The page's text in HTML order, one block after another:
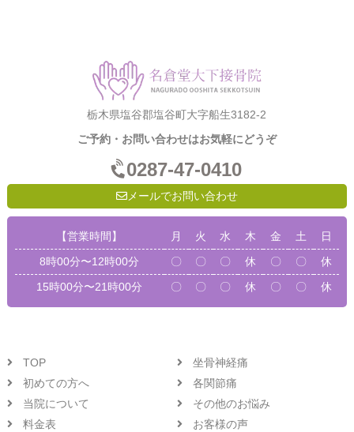
栃木県塩谷郡塩谷町大字船生3182-2
ご予約・お問い合わせはお気軽にどうぞ
0287-47-0410
メールでお問い合わせ
【営業時間】 月 火 水 木 金 土
日
8時00分〜12時00分
〇 〇 〇 休 〇 〇
休
15時00分〜21時00分
〇 〇 〇 休 〇 〇 休
TOP
初めての方へ
当院について
料金表
坐骨神経痛
各関節痛
その他のお悩み
お客様の声